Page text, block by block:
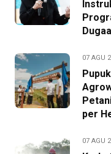
07 AGU
per
07 AGU